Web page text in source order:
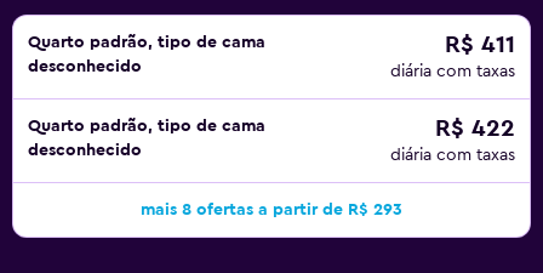
Quarto padrão, tipo de cama
desconhecido
R$ 411
diária com taxas
Quarto padrão, tipo de cama
desconhecido
R$ 422
diária com taxas
mais 8 ofertas a partir de R$ 293